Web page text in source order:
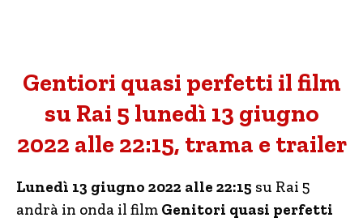
Gentiori quasi perfetti il film
su Rai 5 lunedì 13 giugno
2022 alle 22:15, trama e trailer
Lunedì 13 giugno 2022 alle 22:15 su Rai 5
andrà in onda il film Genitori quasi perfetti